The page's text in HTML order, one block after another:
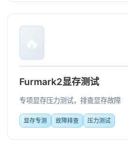
🔥
Furmark2显存测试
专项显存压力测试，排查显存故障
显存专测 故障排查 压力测试